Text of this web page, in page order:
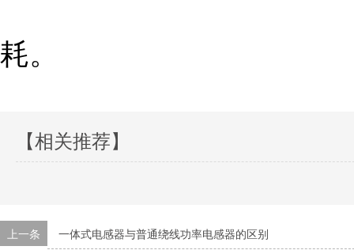
耗。
【相关推荐】
上一条 一体式电感器与普通绕线功率电感器的区别